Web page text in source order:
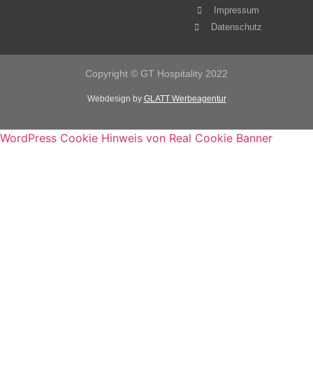
Impressum
Datenschutz
Copyright © GT Hospitality 2022
Webdesign by GLATT Werbeagentur
WordPress Cookie Hinweis von Real Cookie Banner